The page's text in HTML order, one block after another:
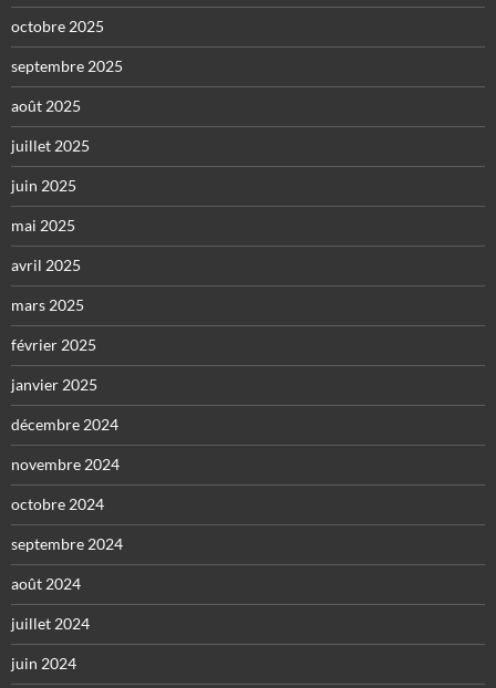
octobre 2025
septembre 2025
août 2025
juillet 2025
juin 2025
mai 2025
avril 2025
mars 2025
février 2025
janvier 2025
décembre 2024
novembre 2024
octobre 2024
septembre 2024
août 2024
juillet 2024
juin 2024